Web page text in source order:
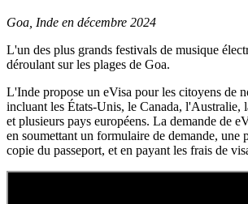
Goa, Inde en décembre 2024
L'un des plus grands festivals de musique
déroulant sur les plages de Goa.
L'Inde propose un eVisa pour les citoyens de
incluant les États-Unis, le Canada, l'Australie,
et plusieurs pays européens. La demande de
en soumettant un formulaire de demande, une
copie du passeport, et en payant les frais de